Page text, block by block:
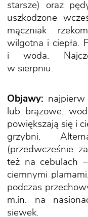
starsze) oraz
uszkodzone
mączniak
wilgotna i ciepła.
i woda.
w sierpniu.
Objawy: najpierw
lub brązowe,
powiększają się i
grzybni.
(przedwcześnie
też na cebulach
ciemnymi
podczas
m.in. na
siewek.